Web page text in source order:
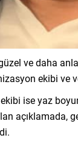
ve daha
ekibi ve
ise yaz
açıklamada,